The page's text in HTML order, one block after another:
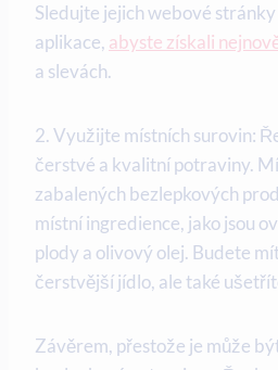
Sledujte jejich webové
aplikace, abyste získali
a slevách.
2. Využijte místních surovin:
čerstvé a kvalitní potraviny.
zabalených bezlepkových
místní ingredience, jako jsou
plody a olivový olej. Budete
čerstvější jídlo, ale také
Závěrem, přestože je může